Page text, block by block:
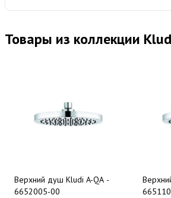
Товары из коллекции
Верхний душ Kludi A-QA -
6652005-00